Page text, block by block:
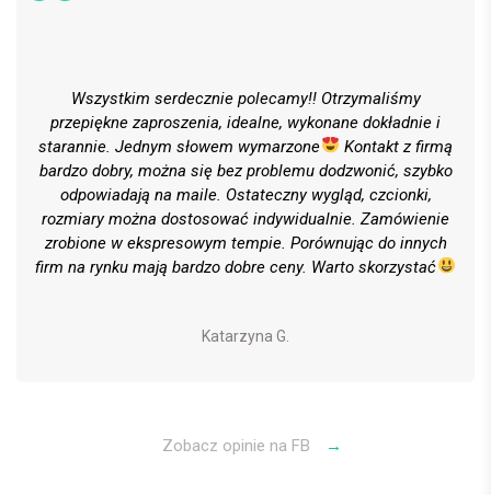
Wszystkim serdecznie polecamy!! Otrzymaliśmy
przepiękne zaproszenia, idealne, wykonane dokładnie i
starannie. Jednym słowem wymarzone
Kontakt z firmą
bardzo dobry, można się bez problemu dodzwonić, szybko
odpowiadają na maile. Ostateczny wygląd, czcionki,
rozmiary można dostosować indywidualnie. Zamówienie
zrobione w ekspresowym tempie. Porównując do innych
firm na rynku mają bardzo dobre ceny. Warto skorzystać
Katarzyna G.
Zobacz opinie na FB →